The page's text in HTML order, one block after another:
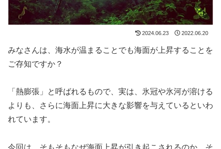
2024.06.23 2022.06.20
みなさんは、海水が温まることでも海面が上昇することを
ご存知ですか？
「熱膨張」と呼ばれるもので、実は、氷冠や氷河が溶ける
よりも、さらに海面上昇に大きな影響を与えているといわ
れています。